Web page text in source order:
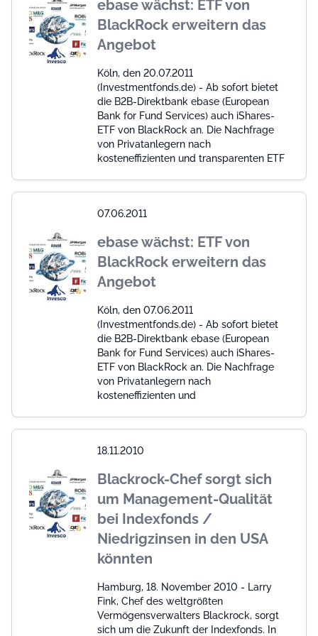
ebase wächst: ETF von
BlackRock erweitern das
Angebot
Köln, den 20.07.2011
(Investmentfonds.de) - Ab sofort bietet
die B2B-Direktbank ebase (European
Bank for Fund Services) auch iShares-
ETF von BlackRock an. Die Nachfrage
von Privatanlegern nach
kosteneffizienten und transparenten ETF
07.06.2011
ebase wächst: ETF von
BlackRock erweitern das
Angebot
Köln, den 07.06.2011
(Investmentfonds.de) - Ab sofort bietet
die B2B-Direktbank ebase (European
Bank for Fund Services) auch iShares-
ETF von BlackRock an. Die Nachfrage
von Privatanlegern nach
kosteneffizienten und
18.11.2010
Blackrock-Chef sorgt sich
um Management-Qualität
bei Indexfonds /
Niedrigzinsen in den USA
könnten
Hamburg, 18. November 2010 - Larry
Fink, Chef des weltgrößten
Vermögensverwalters Blackrock, sorgt
sich um die Zukunft der Indexfonds. In